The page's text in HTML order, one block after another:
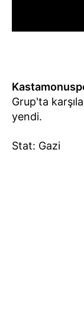
Grup'ta
yendi.
Stat: Gazi